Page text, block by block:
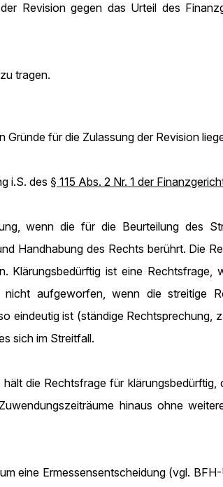
Revision gegen das Urteil des
tragen.
für die Zulassung der Revision
i.S. des § 115 Abs. 2 Nr. 1 der
wenn die für die Beurteilung des
Handhabung des Rechts berührt. Die
Klärungsbedürftig ist eine
nicht aufgeworfen, wenn die
eindeutig ist (ständige
sich im Streitfall.
die Rechtsfrage für
hinaus ohne
eine Ermessensentscheidung (vgl.